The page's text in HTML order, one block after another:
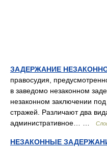
ЗАДЕРЖАНИЕ
правосудия,
в заведомо незаконном
незаконном заключении
стражей. Различают два
административное… …
НЕЗАКОННЫЕ